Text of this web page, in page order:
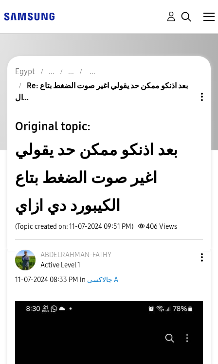
Egypt
Re: بعد اذنكو ممكن حد يقولي اغير صوت الضغط بتاع
ال...
Original topic:
بعد اذنكو ممكن حد يقولي
اغير صوت الضغط بتاع
الكيبورد دي ازاي
(Topic created on: 11-07-2024 09:51 PM) 406 Views
ABDELRAHMAN-FATHY
Active Level 1
‎11-07-2024 08:33 PM in جالاكسى A